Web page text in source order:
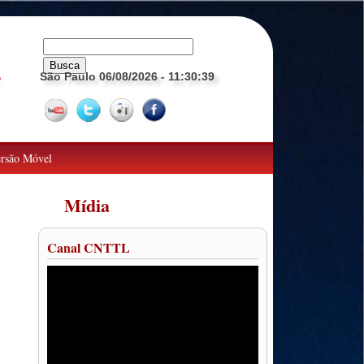
São Paulo 06/08/2026 - 11:30:40
Móvel
Mídia
Canal CNTTL